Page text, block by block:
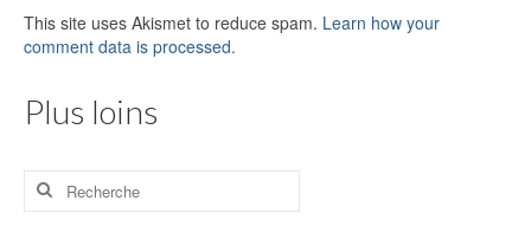
This site uses Akismet to reduce spam. Learn how your
comment data is processed.
Plus loins
Rechercher